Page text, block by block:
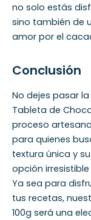
no solo estás
sino también de
amor por el
Conclusión
No dejes pasar
Tableta de
proceso
para quienes
textura única y
opción
Ya sea para
tus recetas,
100g será una